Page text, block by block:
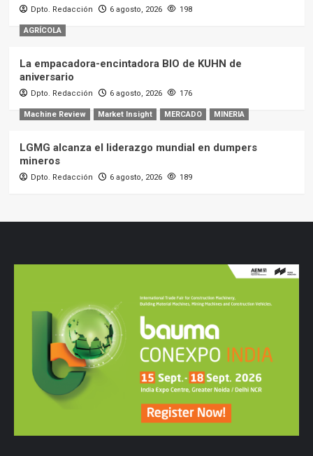
Dpto. Redacción 6 agosto, 2026 198
AGRÍCOLA
La empacadora-encintadora BIO de KUHN de
aniversario
Dpto. Redacción 6 agosto, 2026 176
Machine Review Market Insight MERCADO MINERIA
LGMG alcanza el liderazgo mundial en dumpers
mineros
Dpto. Redacción 6 agosto, 2026 189